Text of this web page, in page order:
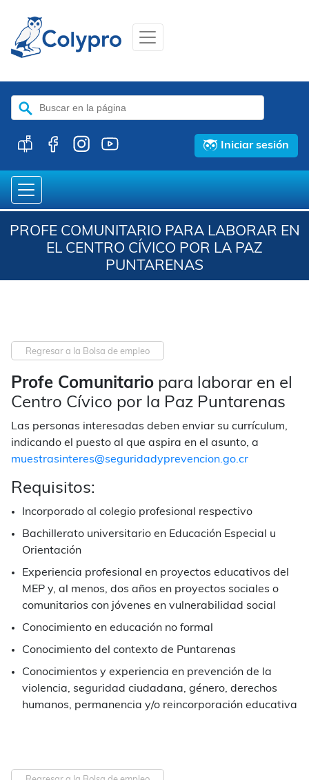
Buscar:
Iniciar sesión
PROFE COMUNITARIO PARA LABORAR EN
EL CENTRO CÍVICO POR LA PAZ
PUNTARENAS
Regresar a la Bolsa de empleo
Profe Comunitario para laborar en el
Centro Cívico por la Paz Puntarenas
Las personas interesadas deben enviar su currículum,
indicando el puesto al que aspira en el asunto, a
muestrasinteres@seguridadyprevencion.go.cr
Requisitos:
Incorporado al colegio profesional respectivo
Bachillerato universitario en Educación Especial u
Orientación
Experiencia profesional en proyectos educativos del
MEP y, al menos, dos años en proyectos sociales o
comunitarios con jóvenes en vulnerabilidad social
Conocimiento en educación no formal
Conocimiento del contexto de Puntarenas
Conocimientos y experiencia en prevención de la
violencia, seguridad ciudadana, género, derechos
humanos, permanencia y/o reincorporación educativa